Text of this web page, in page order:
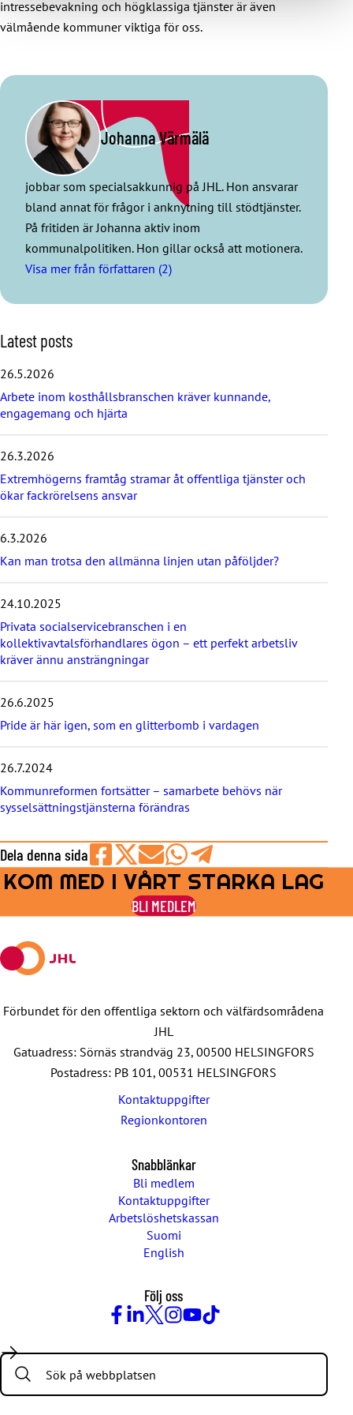
intressebevakning och högklassiga tjänster är även
välmående kommuner viktiga för oss.
Johanna Värmälä
jobbar som specialsakkunnig på JHL. Hon ansvarar
bland annat för frågor i anknytning till stödtjänster.
På fritiden är Johanna aktiv inom
kommunalpolitiken. Hon gillar också att motionera.
Visa mer från författaren (2)
S
k
i
p
l
a
t
s
t
p
t
s
Latest posts
26.5.2026
Arbete inom kosthållsbranschen kräver kunnande,
engagemang och hjärta
26.3.2026
Extremhögerns framtåg stramar åt offentliga tjänster och
ökar fackrörelsens ansvar
6.3.2026
Kan man trotsa den allmänna linjen utan påföljder?
24.10.2025
Privata socialservicebranschen i en
kollektivavtalsförhandlares ögon – ett perfekt arbetsliv
kräver ännu ansträngningar
26.6.2025
Pride är här igen, som en glitterbomb i vardagen
26.7.2024
Kommunreformen fortsätter – samarbete behövs när
sysselsättningstjänsterna förändras
Dela denna sida
Share
on
Facebook
Share
on
Share
by
E-
Share
on
WhatsApp
Share
on
Telegram
KOM MED I VÅRT STARKA LAG
BLI MEDLEM
Förbundet för den offentliga sektorn och välfärdsområdena
JHL
Gatuadress: Sörnäs strandväg 23, 00500 HELSINGFORS
Postadress: PB 101, 00531 HELSINGFORS
Kontaktuppgifter
Regionkontoren
Snabblänkar
Bli medlem
Kontaktuppgifter
Arbetslöshetskassan
Suomi
English
Följ oss
Search: